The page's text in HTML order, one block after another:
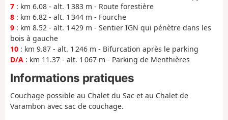
7 : km 6.08 - alt. 1 383 m - Route forestière
8 : km 6.82 - alt. 1 344 m - Fourche
9 : km 8.52 - alt. 1 429 m - Sentier IGN qui pénètre dans les
bois à gauche
10 : km 9.87 - alt. 1 246 m - Bifurcation après le parking
D/A : km 11.37 - alt. 1 067 m - Parking de Menthières
Informations pratiques
Couchage possible au Chalet du Sac et au Chalet de
Varambon avec sac de couchage.